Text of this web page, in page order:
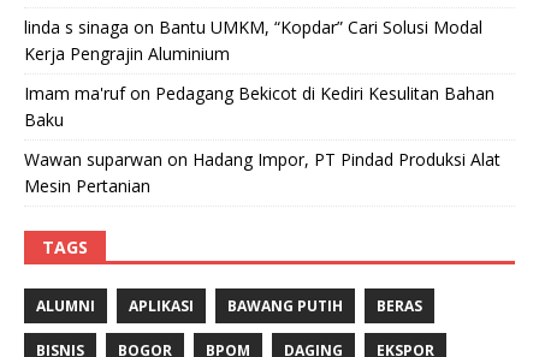
linda s sinaga on Bantu UMKM, “Kopdar” Cari Solusi Modal
Kerja Pengrajin Aluminium
Imam ma'rufon Pedagang Bekicot di Kediri Kesulitan Bahan
Baku
Wawan suparwan on Hadang Impor, PT Pindad Produksi Alat
Mesin Pertanian
TAGS
ALUMNI APLIKASI BAWANG PUTIH BERAS
BISNIS BOGOR BPOM DAGING EKSPOR